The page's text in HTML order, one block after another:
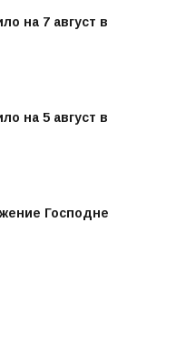
на 7 август в
на 5 август в
Господне